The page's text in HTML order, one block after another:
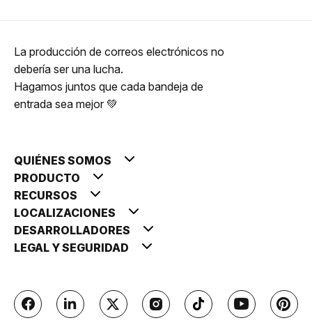
La producción de correos electrónicos no
debería ser una lucha.
Hagamos juntos que cada bandeja de
entrada sea mejor 💚
QUIÉNES SOMOS
PRODUCTO
RECURSOS
LOCALIZACIONES
DESARROLLADORES
LEGAL Y SEGURIDAD